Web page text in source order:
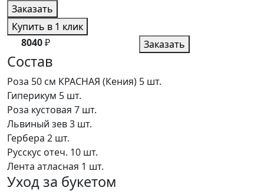
Заказать
Купить в 1 клик
8040₽ Заказать
Состав
Роза 50 см КРАСНАЯ (Кения) 5 шт.
Гиперикум 5 шт.
Роза кустовая 7 шт.
Львиный зев3 шт.
Гербера 2 шт.
Русскус отеч. 10 шт.
Лента атласная 1 шт.
Уход за букетом